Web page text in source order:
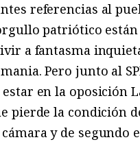
referencias al
patriótico están
a fantasma
Pero junto al
en la oposición
pierde la condición
y de segundo